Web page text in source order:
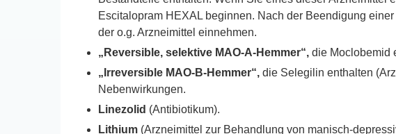
Escitalopram HEXAL beginnen. Nach der Beendigung
der o.g. Arzneimittel einnehmen.
„Reversible, selektive MAO-A-Hemmer“, die Moclobemid
„Irreversible MAO-B-Hemmer“, die Selegilin enthalten
Nebenwirkungen.
Linezolid (Antibiotikum).
Lithium (Arzneimittel zur Behandlung von manisch-